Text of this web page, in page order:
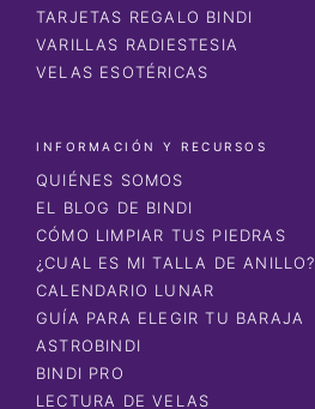
TARJETAS REGALO BINDI
VARILLAS RADIESTESIA
VELAS ESOTÉRICAS
INFORMACIÓN Y RECURSOS
QUIÉNES SOMOS
EL BLOG DE BINDI
CÓMO LIMPIAR TUS PIEDRAS
¿CUAL ES MI TALLA DE ANILLO?
CALENDARIO LUNAR
GUÍA PARA ELEGIR TU BARAJA
ASTROBINDI
BINDI PRO
LECTURA DE VELAS